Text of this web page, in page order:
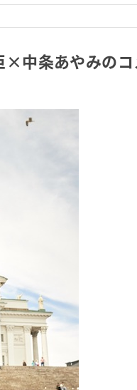
中条あやみのコ